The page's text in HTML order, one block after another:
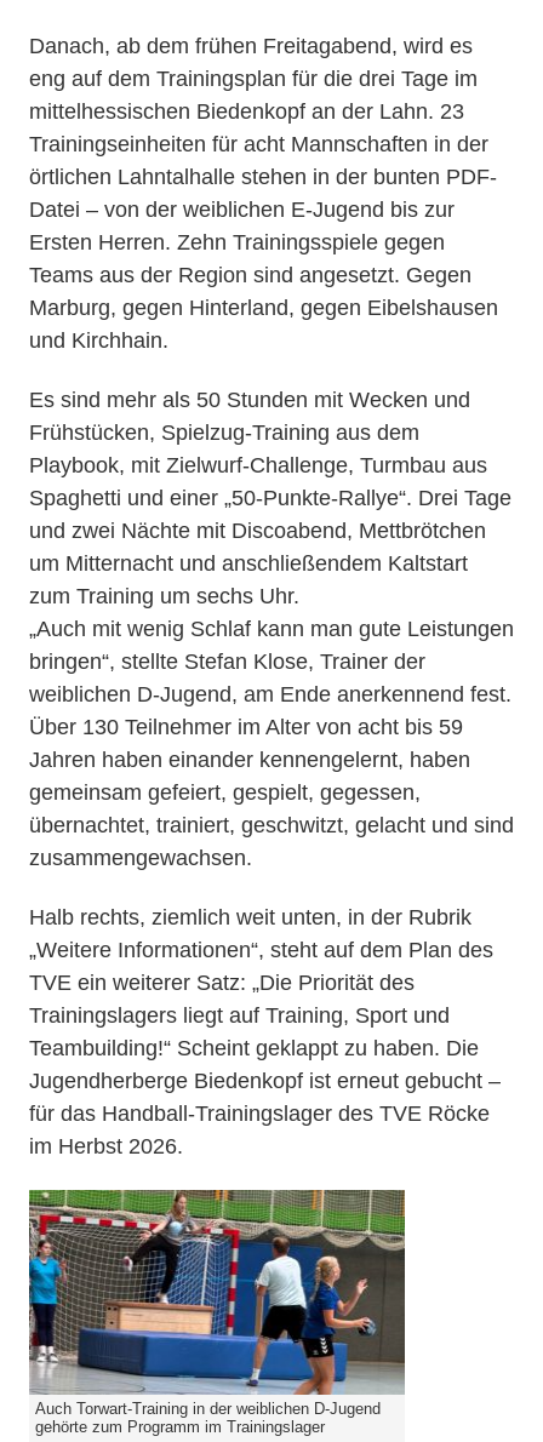
Danach, ab dem frühen Freitagabend, wird es
eng auf dem Trainingsplan für die drei Tage im
mittelhessischen Biedenkopf an der Lahn. 23
Trainingseinheiten für acht Mannschaften in der
örtlichen Lahntalhalle stehen in der bunten PDF-
Datei – von der weiblichen E-Jugend bis zur
Ersten Herren. Zehn Trainingsspiele gegen
Teams aus der Region sind angesetzt. Gegen
Marburg, gegen Hinterland, gegen Eibelshausen
und Kirchhain.
Es sind mehr als 50 Stunden mit Wecken und
Frühstücken, Spielzug-Training aus dem
Playbook, mit Zielwurf-Challenge, Turmbau aus
Spaghetti und einer „50-Punkte-Rallye“. Drei Tage
und zwei Nächte mit Discoabend, Mettbrötchen
um Mitternacht und anschließendem Kaltstart
zum Training um sechs Uhr.
„Auch mit wenig Schlaf kann man gute Leistungen
bringen“, stellte Stefan Klose, Trainer der
weiblichen D-Jugend, am Ende anerkennend fest.
Über 130 Teilnehmer im Alter von acht bis 59
Jahren haben einander kennengelernt, haben
gemeinsam gefeiert, gespielt, gegessen,
übernachtet, trainiert, geschwitzt, gelacht und sind
zusammengewachsen.
Halb rechts, ziemlich weit unten, in der Rubrik
„Weitere Informationen“, steht auf dem Plan des
TVE ein weiterer Satz: „Die Priorität des
Trainingslagers liegt auf Training, Sport und
Teambuilding!“ Scheint geklappt zu haben. Die
Jugendherberge Biedenkopf ist erneut gebucht –
für das Handball-Trainingslager des TVE Röcke
im Herbst 2026.
Auch Torwart-Training in der weiblichen D-Jugend
gehörte zum Programm im Trainingslager